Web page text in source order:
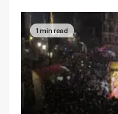
1 min read